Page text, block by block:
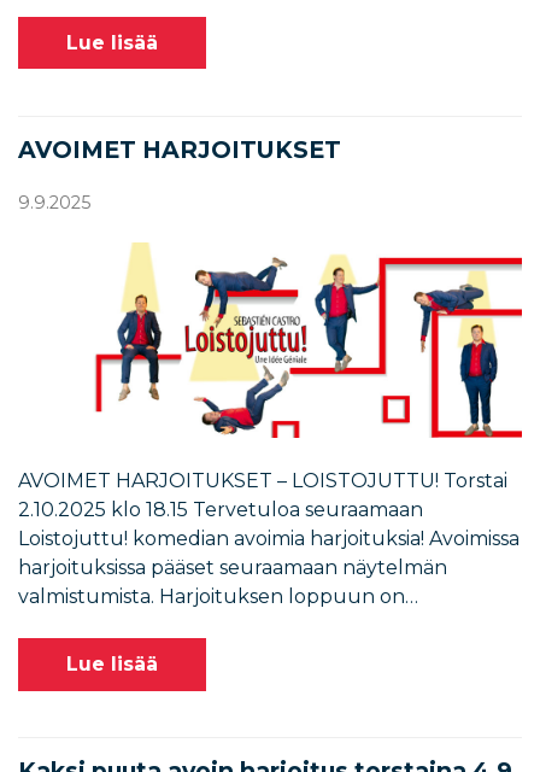
Lue lisää
AVOIMET HARJOITUKSET
9.9.2025
AVOIMET HARJOITUKSET – LOISTOJUTTU! Torstai
2.10.2025 klo 18.15 Tervetuloa seuraamaan
Loistojuttu! komedian avoimia harjoituksia! Avoimissa
harjoituksissa pääset seuraamaan näytelmän
valmistumista. Harjoituksen loppuun on…
Lue lisää